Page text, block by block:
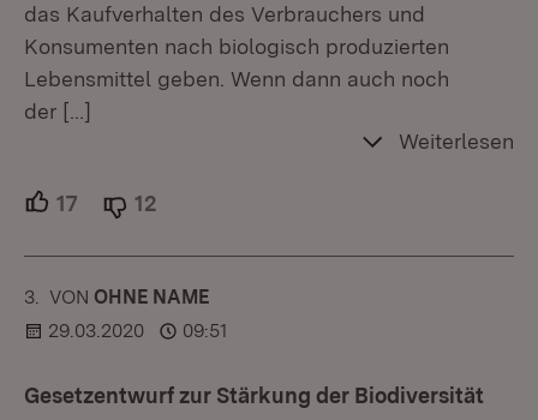
das Kaufverhalten des Verbrauchers und
Konsumenten nach biologisch produzierten
Lebensmittel geben. Wenn dann auch noch
der […]
Weiterlesen
17 Unterstützer.
12
3. KOMMENTAR
VON :OHNE NAME
29.03.2020
09:51
Gesetzentwurf zur Stärkung der Biodiversität